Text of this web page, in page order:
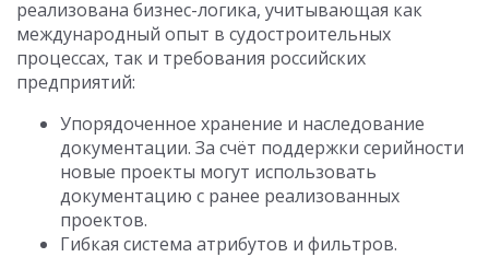
реализована бизнес-логика, учитывающая как
международный опыт в судостроительных
процессах, так и требования российских
предприятий:
Упорядоченное хранение и наследование
документации. За счёт поддержки серийности
новые проекты могут использовать
документацию с ранее реализованных
проектов.
Гибкая система атрибутов и фильтров.